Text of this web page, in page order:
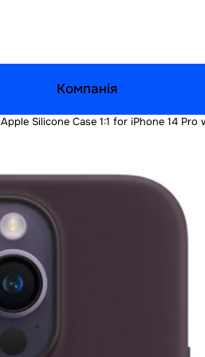
Компанія
Apple Silicone Case 1:1 for iPhone 14